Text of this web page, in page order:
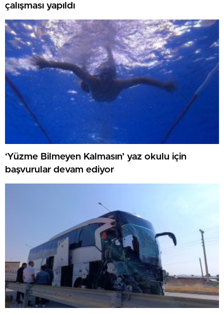
çalışması yapıldı
‘Yüzme Bilmeyen Kalmasın’ yaz okulu için
başvurular devam ediyor